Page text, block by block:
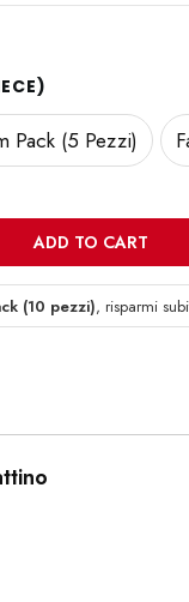
Pack (5 Pezzi)
ADD TO CART
(10 pezzi), risparmi